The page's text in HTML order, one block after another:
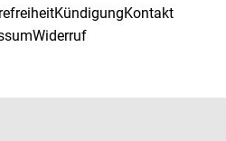
KündigungKontakt
Widerruf